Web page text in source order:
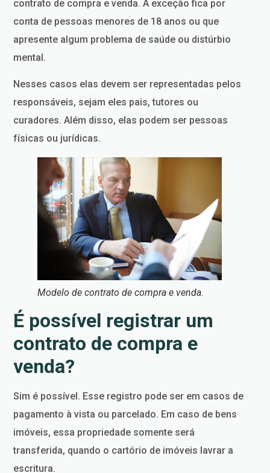
contrato de compra e venda. A exceção fica por
conta de pessoas menores de 18 anos ou que
apresente algum problema de saúde ou distúrbio
mental.
Nesses casos elas devem ser representadas pelos
responsáveis, sejam eles pais, tutores ou
curadores. Além disso, elas podem ser pessoas
físicas ou jurídicas.
Modelo de contrato de compra e venda.
É possível registrar um
contrato de compra e
venda?
Sim é possível. Esse registro pode ser em casos de
pagamento à vista ou parcelado. Em caso de bens
imóveis, essa propriedade somente será
transferida, quando o cartório de imóveis lavrar a
escritura.